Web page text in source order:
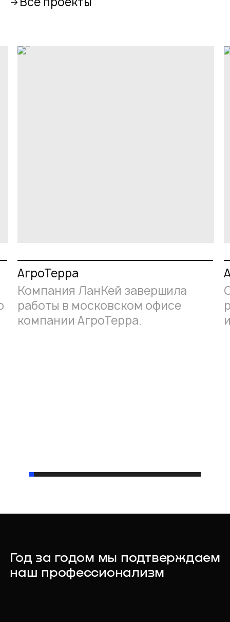
АгроТерра
Компания ЛанКей завершила
работы в московском офисе
компании АгроТерра.
Год за годом мы подтверждаем
наш профессионализм